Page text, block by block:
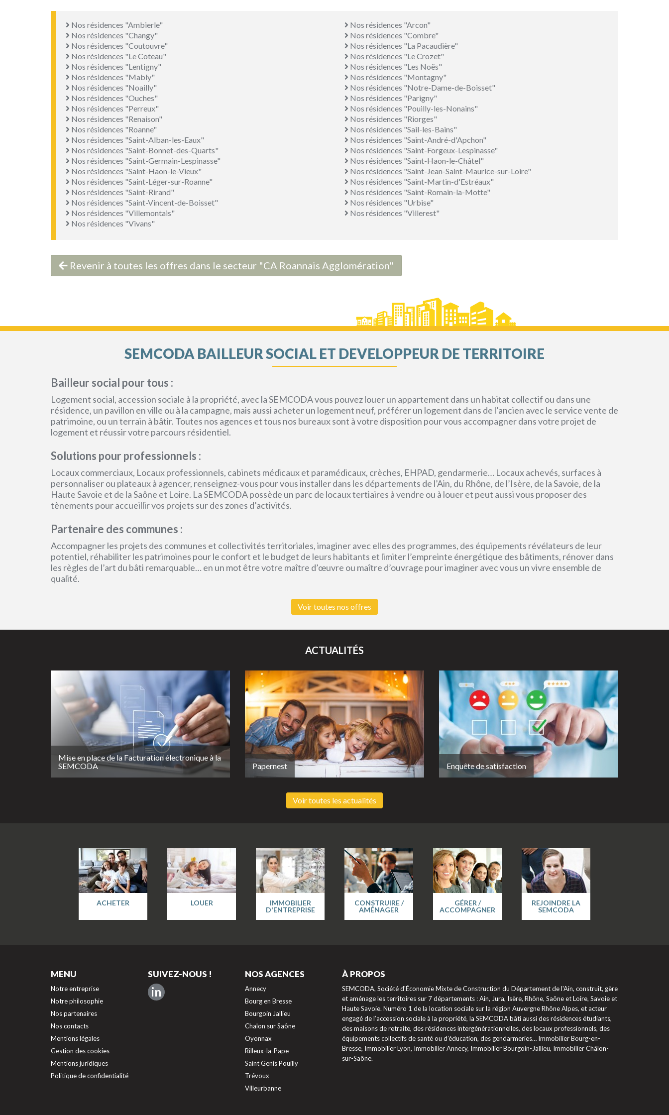
Nos résidences "Ambierle"
Nos résidences "Arcon"
Nos résidences "Changy"
Nos résidences "Combre"
Nos résidences "Coutouvre"
Nos résidences "La Pacaudière"
Nos résidences "Le Coteau"
Nos résidences "Le Crozet"
Nos résidences "Lentigny"
Nos résidences "Les Noës"
Nos résidences "Mably"
Nos résidences "Montagny"
Nos résidences "Noailly"
Nos résidences "Notre-Dame-de-Boisset"
Nos résidences "Ouches"
Nos résidences "Parigny"
Nos résidences "Perreux"
Nos résidences "Pouilly-les-Nonains"
Nos résidences "Renaison"
Nos résidences "Riorges"
Nos résidences "Roanne"
Nos résidences "Sail-les-Bains"
Nos résidences "Saint-Alban-les-Eaux"
Nos résidences "Saint-André-d'Apchon"
Nos résidences "Saint-Bonnet-des-Quarts"
Nos résidences "Saint-Forgeux-Lespinasse"
Nos résidences "Saint-Germain-Lespinasse"
Nos résidences "Saint-Haon-le-Châtel"
Nos résidences "Saint-Haon-le-Vieux"
Nos résidences "Saint-Jean-Saint-Maurice-sur-Loire"
Nos résidences "Saint-Léger-sur-Roanne"
Nos résidences "Saint-Martin-d'Estréaux"
Nos résidences "Saint-Rirand"
Nos résidences "Saint-Romain-la-Motte"
Nos résidences "Saint-Vincent-de-Boisset"
Nos résidences "Urbise"
Nos résidences "Villemontais"
Nos résidences "Villerest"
Nos résidences "Vivans"
Revenir à toutes les offres dans le secteur "CA Roannais Agglomération"
SEMCODA BAILLEUR SOCIAL ET DEVELOPPEUR DE TERRITOIRE
Bailleur social pour tous :
Logement social, accession sociale à la propriété, avec la SEMCODA vous pouvez louer un appartement dans un habitat collectif ou dans une
résidence, un pavillon en ville ou à la campagne, mais aussi acheter un logement neuf, préférer un logement dans de l’ancien avec le service vente de
patrimoine, ou un terrain à bâtir. Toutes nos agences et tous nos bureaux sont à votre disposition pour vous accompagner dans votre projet de
logement et réussir votre parcours résidentiel.
Solutions pour professionnels :
Locaux commerciaux, Locaux professionnels, cabinets médicaux et paramédicaux, crèches, EHPAD, gendarmerie… Locaux achevés, surfaces à
personnaliser ou plateaux à agencer, renseignez-vous pour vous installer dans les départements de l’Ain, du Rhône, de l’Isère, de la Savoie, de la
Haute Savoie et de la Saône et Loire. La SEMCODA possède un parc de locaux tertiaires à vendre ou à louer et peut aussi vous proposer des
tènements pour accueillir vos projets sur des zones d’activités.
Partenaire des communes :
Accompagner les projets des communes et collectivités territoriales, imaginer avec elles des programmes, des équipements révélateurs de leur
potentiel, réhabiliter les patrimoines pour le confort et le budget de leurs habitants et limiter l’empreinte énergétique des bâtiments, rénover dans
les règles de l’art du bâti remarquable… en un mot être votre maître d’œuvre ou maître d’ouvrage pour imaginer avec vous un vivre ensemble de
qualité.
Voir toutes nos offres
ACTUALITÉS
Mise en place de la Facturation électronique à la
SEMCODA
Papernest Enquête de satisfaction
Voir toutes les actualités
ACHETER LOUER
IMMOBILIER
D'ENTREPRISE
CONSTRUIRE /
AMÉNAGER
GÉRER /
ACCOMPAGNER
REJOINDRE LA
SEMCODA
MENU
Notre entreprise
Notre philosophie
Nos partenaires
Nos contacts
Mentions légales
Gestion des cookies
Mentions juridiques
Politique de confidentialité
SUIVEZ-NOUS !
in
NOS AGENCES
Annecy
Bourg en Bresse
Bourgoin Jallieu
Chalon sur Saône
Oyonnax
Rilleux-la-Pape
Saint Genis Pouilly
Trévoux
Villeurbanne
À PROPOS
SEMCODA, Société d'Économie Mixte de Construction du Département de l'Ain, construit, gère
et aménage les territoires sur 7 départements : Ain, Jura, Isère, Rhône, Saône et Loire, Savoie et
Haute Savoie. Numéro 1 de la location sociale sur la région Auvergne Rhône Alpes, et acteur
engagé de l’accession sociale à la propriété, la SEMCODA bâti aussi des résidences étudiants,
des maisons de retraite, des résidences intergénérationnelles, des locaux professionnels, des
équipements collectifs de santé ou d’éducation, des gendarmeries… Immobilier Bourg-en-
Bresse, Immobilier Lyon, Immobilier Annecy, Immobilier Bourgoin-Jallieu, Immobilier Châlon-
sur-Saône.